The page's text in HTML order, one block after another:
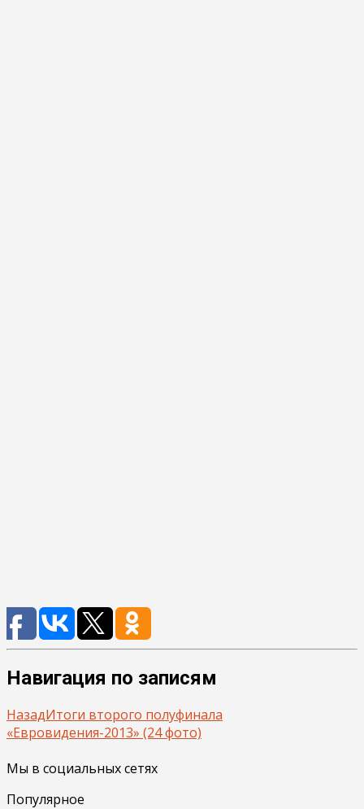
Навигация по записям
НазадИтоги второго полуфинала
«Евровидения-2013» (24 фото)
Мы в социальных сетях
Популярное